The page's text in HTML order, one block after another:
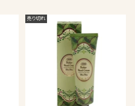
売り切れ